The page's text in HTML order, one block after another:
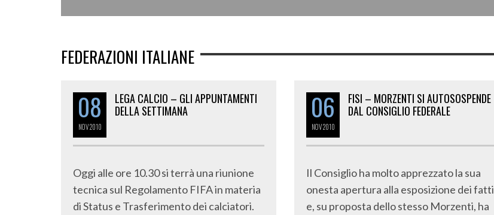
FEDERAZIONI ITALIANE
08
NOV2010
LEGA CALCIO – GLI APPUNTAMENTI
DELLA SETTIMANA
Oggi alle ore 10.30 si terrà una riunione
tecnica sul Regolamento FIFA in materia
di Status e Trasferimento dei calciatori.
06
NOV2010
FISI – MORZENTI SI AUTOSOSPENDE
DAL CONSIGLIO FEDERALE
Il Consiglio ha molto apprezzato la sua
onesta apertura alla esposizione dei fatti
e, su proposta dello stesso Morzenti, ha